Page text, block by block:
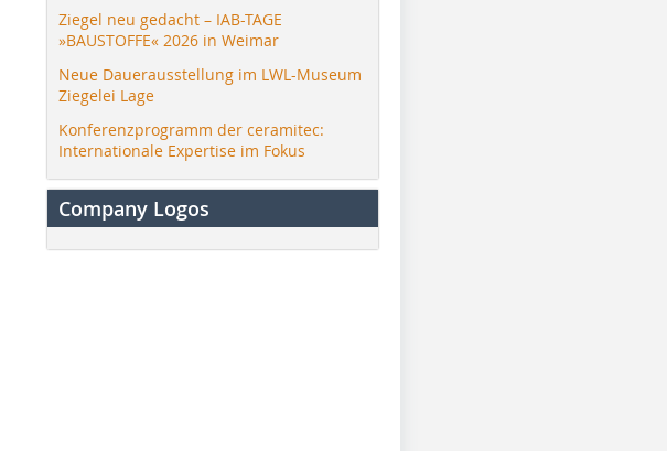
Ziegel neu gedacht – IAB-TAGE
»BAUSTOFFE« 2026 in Weimar
Neue Dauerausstellung im LWL-Museum
Ziegelei Lage
Konferenzprogramm der ceramitec:
Internationale Expertise im Fokus
Company Logos